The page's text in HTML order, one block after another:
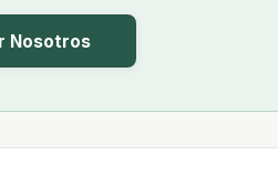
Nosotros